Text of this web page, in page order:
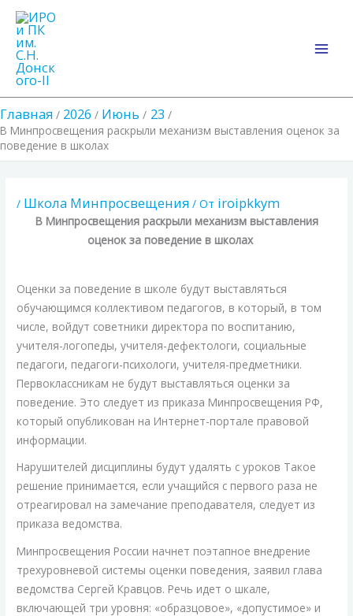
Перейти
содержимому
Главная 2026 Июнь 23
В Минпросвещения раскрыли механизм выставления оценок за
поведение в школах
/ Школа Минпросвещения / От iroipkkym
В Минпросвещения раскрыли механизм выставления
оценок за поведение в школах
Оценки за поведение в школе будут выставляться
обучающимся коллективом педагогов, в который, в том
числе, войдут советники директора по воспитанию,
учителя-логопеды, учителя-дефектологи, социальные
педагоги, педагоги-психологи, учителя-предметники.
Первоклассникам не будут выставляться оценки за
поведение. Это следует из приказа Минпросвещения РФ,
который опубликован на Интернет-портале правовой
информации.
Нарушителей дисциплины будут удалять с уроков Такое
решение принимается, если учащийся с первого раза не
отреагировал на замечание преподавателя, следует из
приказа ведомства.
Минпросвещения России начнет поэтапное внедрение
трехуровневой системы оценки поведения, заявил глава
ведомства Сергей Кравцов. Речь идет о шкале,
включающей три уровня: «образцовое», «допустимое» и